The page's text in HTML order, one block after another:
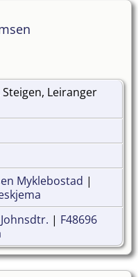
Steigen, Leiranger
Myklebostad |
| F48696